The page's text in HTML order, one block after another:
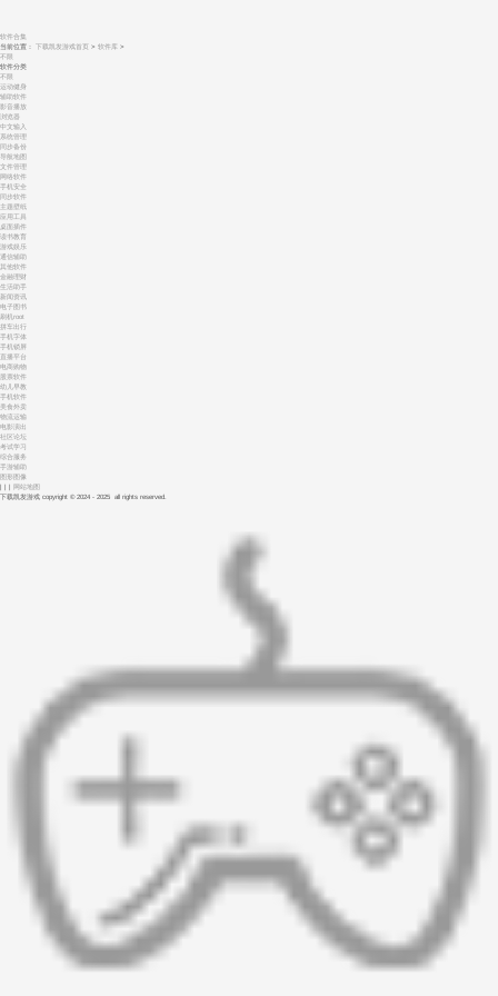
软件合集
当前位置： 下载凯发游戏首页 > 软件库 >
不限
软件分类
不限
运动健身
辅助软件
影音播放
浏览器
中文输入
系统管理
同步备份
导航地图
文件管理
网络软件
手机安全
同步软件
主题壁纸
应用工具
桌面插件
读书教育
游戏娱乐
通信辅助
其他软件
金融理财
生活助手
新闻资讯
电子图书
刷机root
拼车出行
手机字体
手机锁屏
直播平台
电商购物
股票软件
幼儿早教
手机软件
美食外卖
物流运输
电影演出
社区论坛
考试学习
综合服务
手游辅助
图形图像
| | |
网站地图
下载凯发游戏 copyright © 2024 - 2025 all rights reserved.